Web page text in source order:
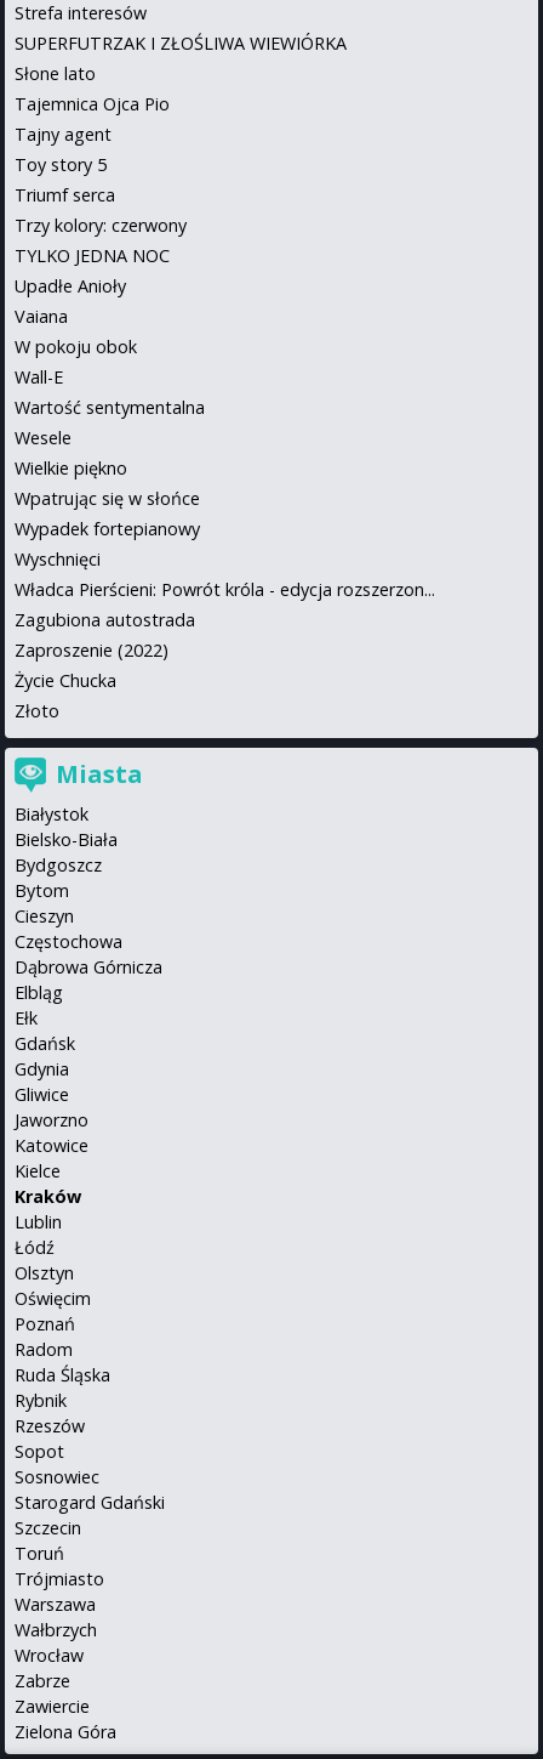
Strefa interesów
SUPERFUTRZAK I ZŁOŚLIWA WIEWIÓRKA
Słone lato
Tajemnica Ojca Pio
Tajny agent
Toy story 5
Triumf serca
Trzy kolory: czerwony
TYLKO JEDNA NOC
Upadłe Anioły
Vaiana
W pokoju obok
Wall-E
Wartość sentymentalna
Wesele
Wielkie piękno
Wpatrując się w słońce
Wypadek fortepianowy
Wyschnięci
Władca Pierścieni: Powrót króla - edycja rozszerzon...
Zagubiona autostrada
Zaproszenie (2022)
Życie Chucka
Złoto
Miasta
Białystok
Bielsko-Biała
Bydgoszcz
Bytom
Cieszyn
Częstochowa
Dąbrowa Górnicza
Elbląg
Ełk
Gdańsk
Gdynia
Gliwice
Jaworzno
Katowice
Kielce
Kraków
Lublin
Łódź
Olsztyn
Oświęcim
Poznań
Radom
Ruda Śląska
Rybnik
Rzeszów
Sopot
Sosnowiec
Starogard Gdański
Szczecin
Toruń
Trójmiasto
Warszawa
Wałbrzych
Wrocław
Zabrze
Zawiercie
Zielona Góra